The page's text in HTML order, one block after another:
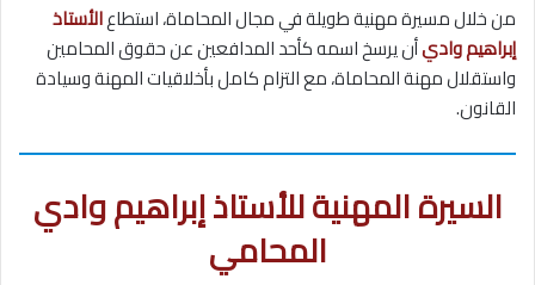
من خلال مسيرة مهنية طويلة في مجال المحاماة، استطاعالأستاذ
إبراهيم واديأن يرسخ اسمه كأحد المدافعين عن حقوق المحامين
واستقلال مهنة المحاماة، مع التزام كامل بأخلاقيات المهنة وسيادة
القانون.
السيرة المهنية للأستاذ إبراهيم وادي
المحامي